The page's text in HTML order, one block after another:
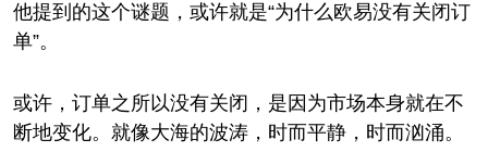
他提到的这个谜题，或许就是“为什么欧易没有关闭订
单”。
或许，订单之所以没有关闭，是因为市场本身就在不
断地变化。就像大海的波涛，时而平静，时而汹涌。